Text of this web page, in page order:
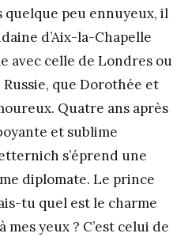
quelque peu ennuyeux, il
d’Aix-la-Chapelle
avec celle de Londres ou
que Dorothée et
Quatre ans après
et sublime
s’éprend une
diplomate. Le prince
tu quel est le charme
yeux ? C’est celui de